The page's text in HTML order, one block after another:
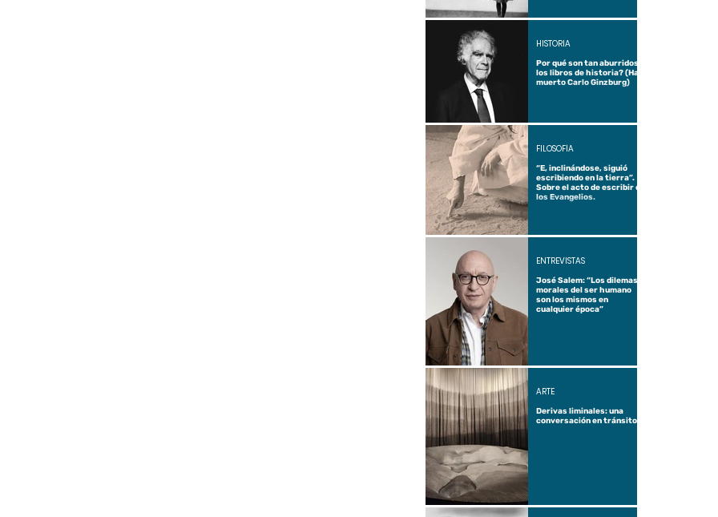
Por qué son tan aburridos
los libros de historia? (Ha
muerto Carlo Ginzburg)
HISTORIA
“E, inclinándose, siguió
escribiendo en la tierra”.
Sobre el acto de escribir en
los Evangelios.
FILOSOFÍA
José Salem: “Los dilemas
morales del ser humano
son los mismos en
cualquier época”
ENTREVISTAS
Derivas liminales: una
conversación en tránsito
ARTE